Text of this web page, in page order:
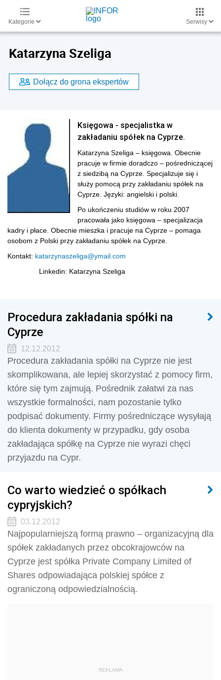
Kategorie Serwisy
Katarzyna Szeliga
Dołącz do grona ekspertów
Księgowa - specjalistka w
zakładaniu spółek na Cyprze.
Katarzyna Szeliga – księgowa. Obecnie
pracuje w firmie doradczo – pośredniczącej
z siedzibą na Cyprze. Specjalizuje się i
służy pomocą przy zakładaniu spółek na
Cyprze. Języki: angielski i polski.
Po ukończeniu studiów w roku 2007
pracowała jako księgowa – specjalizacja
kadry i płace. Obecnie mieszka i pracuje na Cyprze – pomaga
osobom z Polski przy zakładaniu spółek na Cyprze.
Kontakt: katarzynaszeliga@ymail.com
Linkedin: Katarzyna Szeliga
Procedura zakładania spółki na
Cyprze
12.12.2012
Procedura zakładania spółki na Cyprze nie jest
skomplikowana, ale lepiej skorzystać z pomocy firm,
które się tym zajmują. Pośrednik załatwi za nas
wszystkie formalności, nam pozostanie tylko
podpisać dokumenty. Firmy pośredniczące wysyłają
do klienta dokumenty w przypadku, gdy osoba
zakładająca spółkę na Cyprze nie wyrazi chęci
przyjazdu na Cypr.
Co warto wiedzieć o spółkach
cypryjskich?
03.12.2012
Najpopularniejszą formą prawno – organizacyjną dla
spółek zakładanych przez obcokrajowców na
Cyprze jest spółka Private Company Limited of
Shares odpowiadająca polskiej spółce z
ograniczoną odpowiedzialnością.
REKLAMA